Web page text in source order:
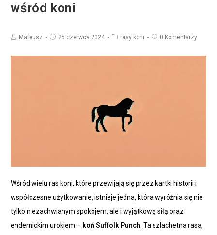
wśród koni
Mateusz 25 czerwca 2024 rasy koni 0 Komentarzy
Wśród wielu ras koni, które przewijają się przez kartki historii i
współczesne użytkowanie, istnieje jedna, która wyróżnia się nie
tylko niezachwianym spokojem, ale i wyjątkową siłą oraz
endemickim urokiem – koń Suffolk Punch. Ta szlachetna rasa,